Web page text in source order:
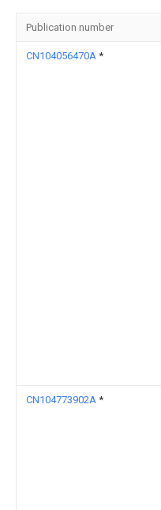
Publication number
CN104056470A *
CN104773902A *